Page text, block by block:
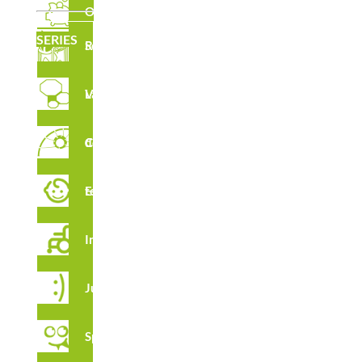
Outlet
SERIES Serie Robinia
Laberintos Verticales
Circuito de Cuerdas
Estimulación temprana
Integración
Juga
Spooky